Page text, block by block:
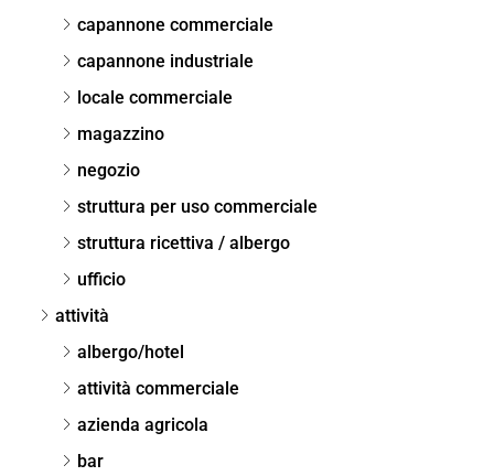
capannone commerciale
capannone industriale
locale commerciale
magazzino
negozio
struttura per uso commerciale
struttura ricettiva / albergo
ufficio
attività
albergo/hotel
attività commerciale
azienda agricola
bar